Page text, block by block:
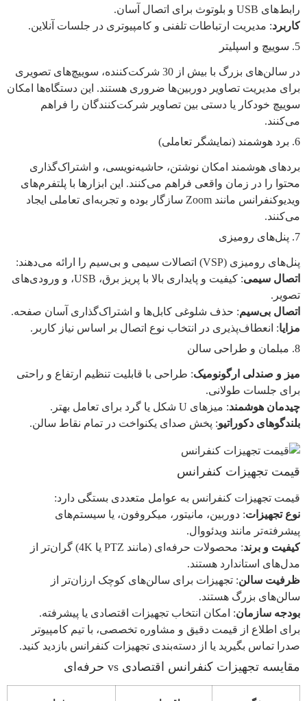
رابط‌های USB و بلوتوث برای اتصال آسان.
کاربرد: مدیریت ارتباطات تلفنی و کامپیوتری در جلسات آنلاین.
5. سوییچ و اسپلیتر
در سالن‌های بزرگ با بیش از 30 شرکت‌کننده، سوییچ‌های تصویری
برای مدیریت تصاویر دوربین‌ها ضروری هستند. این دستگاه‌ها امکان
سوییچ خودکار یا دستی بین تصاویر شرکت‌کنندگان را فراهم
می‌کنند.
6. برد هوشمند (نمایشگر تعاملی)
بردهای هوشمند امکان نوشتن، حاشیه‌نویسی، و اشتراک‌گذاری
محتوا را در زمان واقعی فراهم می‌کنند. این ابزارها با پلتفرم‌های
ویدیوکنفرانس مانند Zoom سازگار بوده و تجربه‌ای تعاملی ایجاد
می‌کنند.
7. پنل‌های رومیزی
پنل‌های رومیزی (VSP) اتصالات سیمی و بی‌سیم را ارائه می‌دهند:
اتصال سیمی
: کیفیت و پایداری بالا با پریز برق، USB، و ورودی‌های
تصویر.
اتصال بی‌سیم: حذف شلوغی کابل‌ها و اشتراک‌گذاری آسان صفحه.
مزایا: انعطاف‌پذیری در انتخاب نوع اتصال بر اساس نیاز کاربر.
8. مبلمان و طراحی سالن
میز و صندلی ارگونومیک: طراحی با قابلیت تنظیم ارتفاع و راحتی
برای جلسات طولانی.
چیدمان هوشمند: میزهای U شکل یا گرد برای تعامل بهتر.
بلندگوهای دکوراتیو: پخش صدای یکنواخت در تمام نقاط سالن.
قیمت تجهیزات کنفرانس
قیمت تجهیزات کنفرانس به عوامل متعددی بستگی دارد:
نوع تجهیزات: دوربین، مانیتور، میکروفون، یا سیستم‌های
پیشرفته‌تر مانند ویدئووال.
کیفیت و برند
: محصولات حرفه‌ای (مانند PTZ یا 4K) گران‌تر از
مدل‌های استاندارد هستند.
ظرفیت سالن: تجهیزات برای سالن‌های کوچک ارزان‌تر از
سالن‌های بزرگ هستند.
بودجه سازمان: امکان انتخاب تجهیزات اقتصادی یا پیشرفته.
برای اطلاع از قیمت دقیق و مشاوره تخصصی، با تیم کامپیوتر
صدرا تماس بگیرید یا از دسته‌بندی تجهیزات کنفرانس بازدید کنید.
مقایسه تجهیزات کنفرانس اقتصادی vs حرفه‌ای